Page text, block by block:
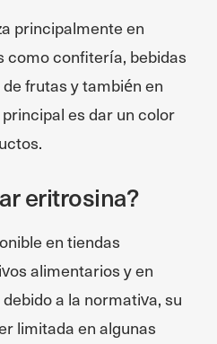
principalmente en
como confitería, bebidas
frutas y también en
es dar un color
eritrosina?
en tiendas
alimentarios y en
a la normativa, su
limitada en algunas